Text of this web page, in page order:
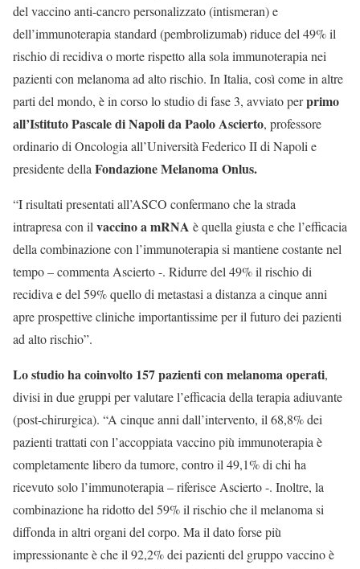
del vaccino anti-cancro personalizzato (intismeran) e
dell’immunoterapia standard (pembrolizumab) riduce del 49% il
rischio di recidiva o morte rispetto alla sola immunoterapia nei
pazienti con melanoma ad alto rischio. In Italia, così come in altre
parti del mondo, è in corso lo studio di fase 3, avviato perprimo
all’Istituto Pascale di Napoli da Paolo Ascierto, professore
ordinario di Oncologia all’Università Federico II di Napoli e
presidente della Fondazione Melanoma Onlus.
“I risultati presentati all’ASCO confermano che la strada
intrapresa con il vaccino a mRNA è quella giusta e che l’efficacia
della combinazione con l’immunoterapia si mantiene costante nel
tempo – commenta Ascierto -. Ridurre del 49% il rischio di
recidiva e del 59% quello di metastasi a distanza a cinque anni
apre prospettive cliniche importantissime per il futuro dei pazienti
ad alto rischio”.
Lo studio ha coinvolto 157 pazienti con melanoma operati,
divisi in due gruppi per valutare l’efficacia della terapia adiuvante
(post-chirurgica). “A cinque anni dall’intervento, il 68,8% dei
pazienti trattati con l’accoppiata vaccino più immunoterapia è
completamente libero da tumore, contro il 49,1% di chi ha
ricevuto solo l’immunoterapia – riferisce Ascierto -. Inoltre, la
combinazione ha ridotto del 59% il rischio che il melanoma si
diffonda in altri organi del corpo. Ma il dato forse più
impressionante è che il 92,2% dei pazienti del gruppo vaccino è